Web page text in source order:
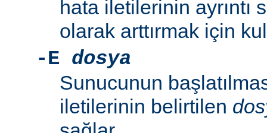
hata iletilerinin ayrıntı
olarak arttırmak için
-E dosya
Sunucunun
iletilerinin belirtilen